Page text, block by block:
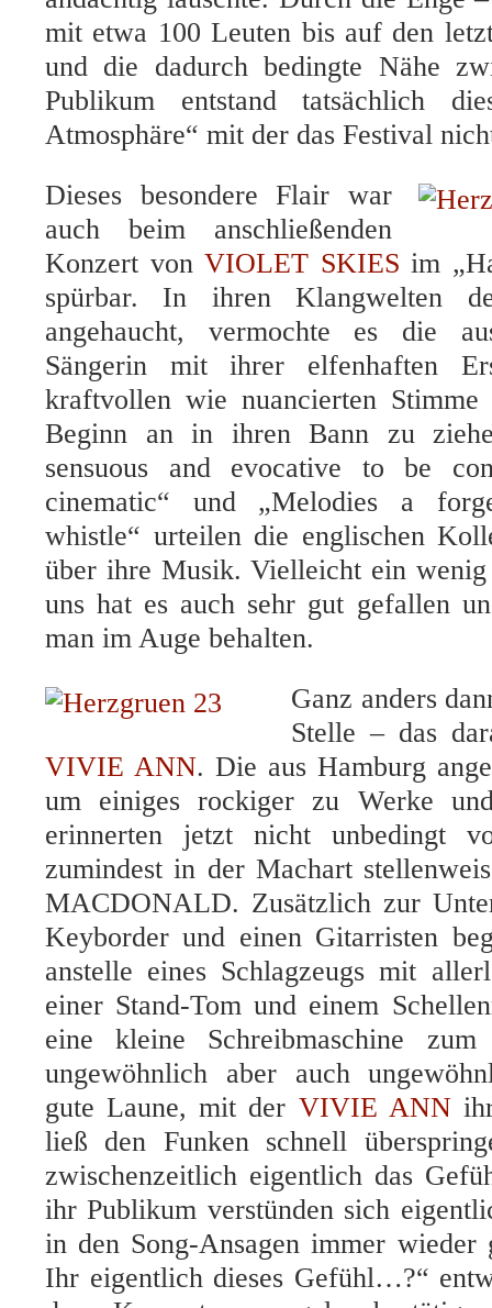
mit etwa 100 Leuten bis auf den
und die dadurch bedingte Nähe
Publikum entstand tatsächlich
Atmosphäre“ mit der das Festival
Dieses besondere Flair war
auch beim anschließenden
Konzert von VIOLET SKIES im
spürbar. In ihren Klangwelten
angehaucht, vermochte es die
Sängerin mit ihrer elfenhaften
kraftvollen wie nuancierten
Beginn an in ihren Bann zu
sensuous and evocative to be
cinematic“ und „Melodies a
whistle“ urteilen die englischen
über ihre Musik. Vielleicht ein wenig
uns hat es auch sehr gut gefallen
man im Auge behalten.
Ganz anders
Stelle – das
VIVIE ANN. Die aus Hamburg
um einiges rockiger zu Werke
erinnerten jetzt nicht unbedingt
zumindest in der Machart
MACDONALD. Zusätzlich zur
Keyborder und einen Gitarristen
anstelle eines Schlagzeugs mit
einer Stand-Tom und einem
eine kleine Schreibmaschine
ungewöhnlich aber auch
gute Laune, mit der VIVIE ANN
ließ den Funken schnell
zwischenzeitlich eigentlich das
ihr Publikum verstünden sich
in den Song-Ansagen immer wieder
Ihr eigentlich dieses Gefühl…?“